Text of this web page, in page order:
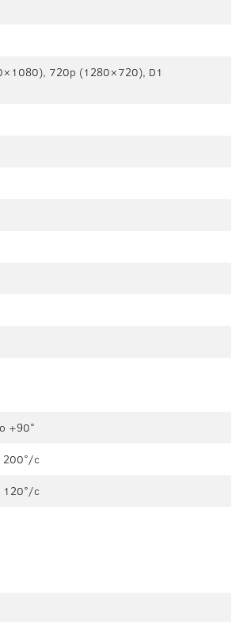
720p (1280×720), D1
+90°
200°/с
120°/с